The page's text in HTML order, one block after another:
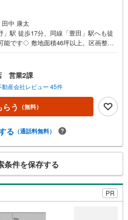
田中 康太
駅 徒歩17分、同線「豊田」駅へも徒
能です◇ 敷地面積46坪以上。区画整理
カーや工務店にて、理想の邸宅を建築
バザール会場には、ベビーベッドや キ
意しております。 小さなお子様連れ
場ください！資料請求、住宅ローンの
にお問合せください！スタッフ25名でお
ことのない情報を多数ご用意しており
案内時に他物件もご紹介可能です。 担
お待ち合わせ、弊社へのご来社など、
希望があれば周辺環境、お客様の希望
もご案内をいたします。お住まい探し
）八王子店 営業2課にお任せくださ
営業2課
動産会社レビュー 45件
う （無料）
る （通話料無料）
条件を保存する
PR